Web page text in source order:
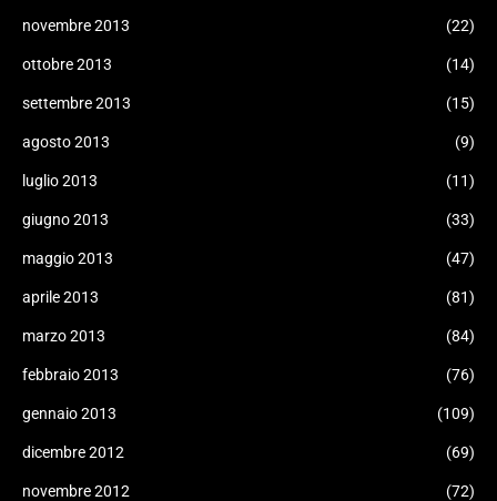
novembre 2013 (22)
ottobre 2013 (14)
settembre 2013 (15)
agosto 2013 (9)
luglio 2013 (11)
giugno 2013 (33)
maggio 2013 (47)
aprile 2013 (81)
marzo 2013 (84)
febbraio 2013 (76)
gennaio 2013 (109)
dicembre 2012 (69)
novembre 2012 (72)